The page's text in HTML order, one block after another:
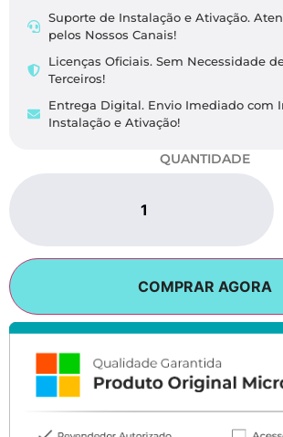
Suporte de Instalação e Ativação.
pelos Nossos Canais!
Licenças Oficiais. Sem Necessidade
Terceiros!
Entrega Digital. Envio Imediado com
Instalação e Ativação!
QUANTIDADE
COMPRAR AGORA